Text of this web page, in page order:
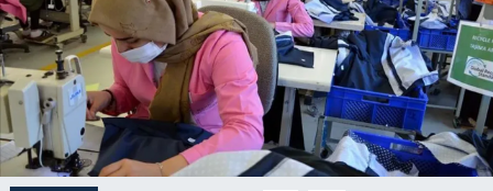
Resmi İlanlar
Rüya Tabirleri
Sağlık